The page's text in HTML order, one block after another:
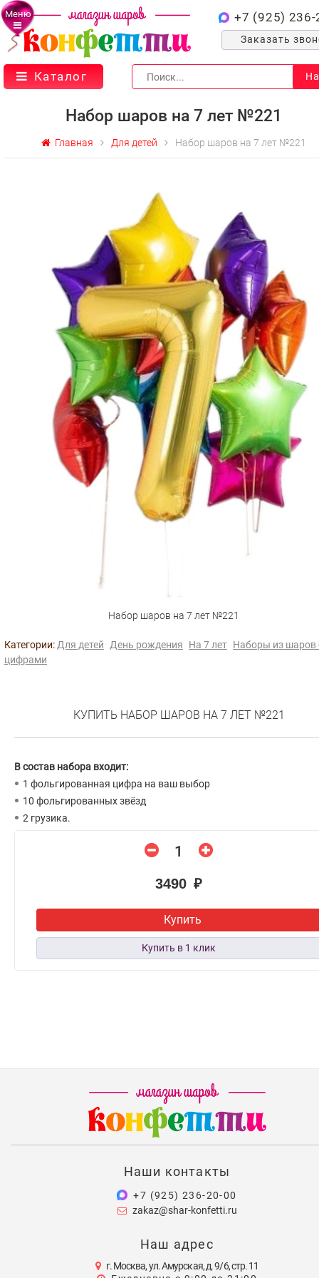
Меню +7 (925) 236-
Заказать
Каталог
Набор шаров на 7 лет №221
Главная Для детей Набор шаров на 7 лет №221
Набор шаров на 7 лет №221
Категории: Для детей День рождения На 7 лет Наборы из шаров
цифрами
КУПИТЬ НАБОР ШАРОВ НА 7 ЛЕТ №221
В состав набора входит:
1 фольгированная цифра на ваш выбор
10 фольгированных звёзд
2 грузика.
3490 ₽
Купить
Наши контакты
+7 (925) 236-20-00
zakaz@shar-konfetti.ru
Наш адрес
г. Москва, ул. Амурская, д. 9/6, стр. 11